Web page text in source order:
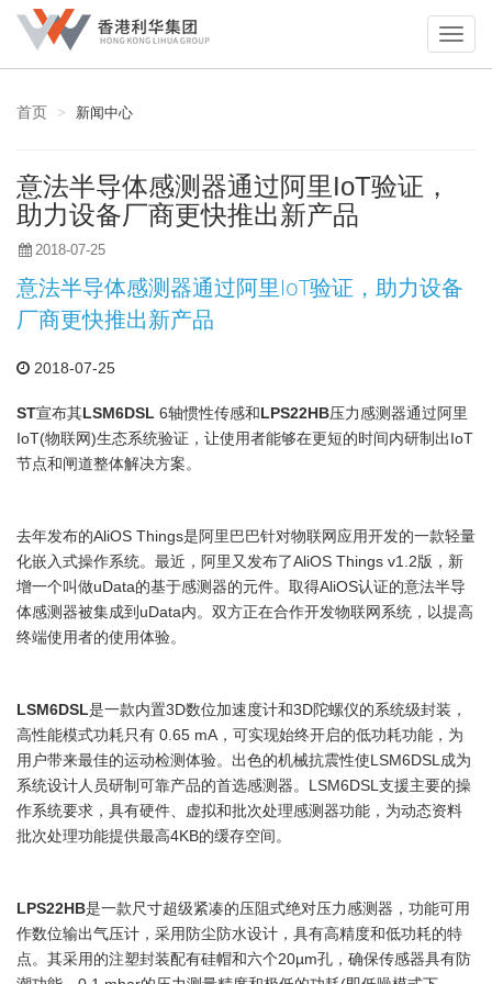
首页 新闻中心
意法半导体感测器通过阿里IoT验证，
助力设备厂商更快推出新产品
2018-07-25
意法半导体感测器通过阿里IoT验证，助力设备
厂商更快推出新产品
2018-07-25
ST宣布其LSM6DSL 6轴惯性传感和LPS22HB压力感测器通过阿里
IoT(物联网)生态系统验证，让使用者能够在更短的时间内研制出IoT
节点和闸道整体解决方案。
去年发布的AliOS Things是阿里巴巴针对物联网应用开发的一款轻量
化嵌入式操作系统。最近，阿里又发布了AliOS Things v1.2版，新
增一个叫做uData的基于感测器的元件。取得AliOS认证的意法半导
体感测器被集成到uData内。双方正在合作开发物联网系统，以提高
终端使用者的使用体验。
LSM6DSL是一款内置3D数位加速度计和3D陀螺仪的系统级封装，
高性能模式功耗只有 0.65 mA，可实现始终开启的低功耗功能，为
用户带来最佳的运动检测体验。出色的机械抗震性使LSM6DSL成为
系统设计人员研制可靠产品的首选感测器。LSM6DSL支援主要的操
作系统要求，具有硬件、虚拟和批次处理感测器功能，为动态资料
批次处理功能提供最高4KB的缓存空间。
LPS22HB是一款尺寸超级紧凑的压阻式绝对压力感测器，功能可用
作数位输出气压计，采用防尘防水设计，具有高精度和低功耗的特
点。其采用的注塑封装配有硅帽和六个20µm孔，确保传感器具有防